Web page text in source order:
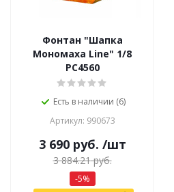
Фонтан "Шапка
Мономаха Line" 1/8
РС4560
Есть в наличии (6)
Артикул: 990673
3 690руб. /шт
3 884.21руб.
-5%